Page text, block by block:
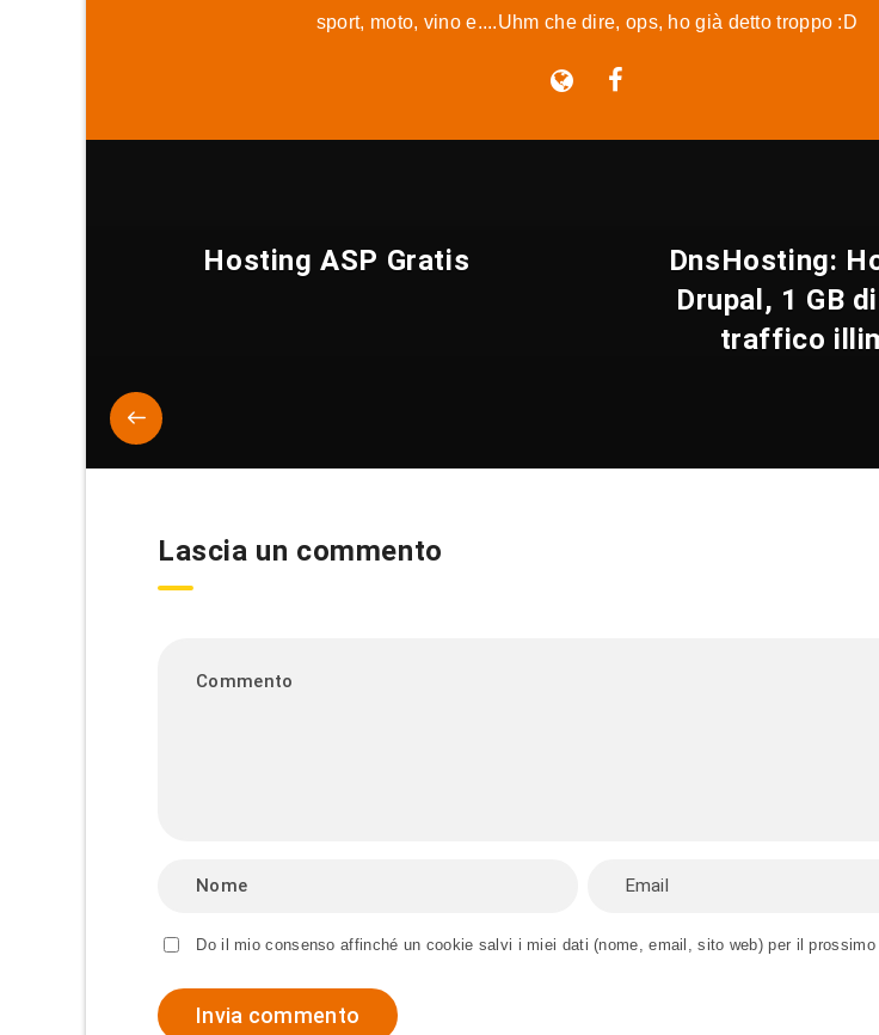
sport, moto, vino e....Uhm che dire, ops, ho già detto troppo :D
Hosting ASP Gratis
DnsHosting:
Drupal, 1 GB
traffico
Lascia un commento
Do il mio consenso affinché un cookie salvi i miei dati (nome, email, sito web) per il prossimo